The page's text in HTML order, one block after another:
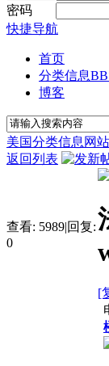
密码
快捷导航
首页
分类信息
博客
美国分类信息网站
返回列表
查看: 5989|回复:
0
[